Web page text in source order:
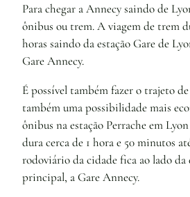
Para chegar a Annecy saindo de
ônibus ou trem. A viagem de trem
horas saindo da estação Gare de
Gare Annecy.
É possível também fazer o trajeto
também uma possibilidade mais
ônibus na estação Perrache em
dura cerca de 1 hora e 50 minutos
rodoviário da cidade fica ao lado da
principal, a Gare Annecy.